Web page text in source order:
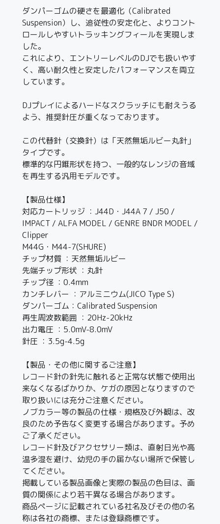
ダンパーゴムの硬さを最適化（Calibrated
Suspension）し、追従性の安定化と、よりコント
ロールしやすいトラッキングフィールを実現しま
した。
これにより、エントリーレベルのDJでも扱いやす
く、高い耐久性と安定したパフォーマンスを両立
しています。
DJプレイによるハードなスクラッチにも耐えうる
よう、推奨針圧が重くなっております。
この代替針（交換針）は「天然無垢ルビー丸針」
タイプです。
標準的な円錐形状を持つ、一般的なレンジの音域
を再生する汎用モデルです。
【製品仕様】
対応カートリッジ ：J44D・J44A 7 / J50 /
IMPACT / ALFA MODEL / GENRE BNDR MODEL /
Clipper
M44G・M44-7(SHURE)
チップ材質 ：天然無垢ルビー
先端チップ形状 ：丸針
チップ径 ：0.4mm
カンチレバー ：アルミニウム(JICO Type S)
ダンパーゴム：Calibrated Suspension
再生周波数範囲 ：20Hz-20kHz
出力電圧 ：5.0mV-8.0mV
針圧 ：3.5g-4.5g
【製品・その他に関するご注意】
レコード針の針先に触れると正常な状態で使用出
来なくなるばかりか、ケガの原因となりますので
取り扱いには充分ご注意ください。
ノブカラー等の製品の仕様・規格及び外観は、改
良のため予告なく変更する場合があります。予め
ご了承ください。
レコード針及びアクセサリー類は、直射日光や高
温多湿を避け、幼児の手の届かない場所で保管し
てください。
掲載している製品画像と実際の製品の色目は、画
質の関係により若干異なる場合があります。
商品ページに記載されている社名及びその他の名
称は各社の商標、または登録商標です。